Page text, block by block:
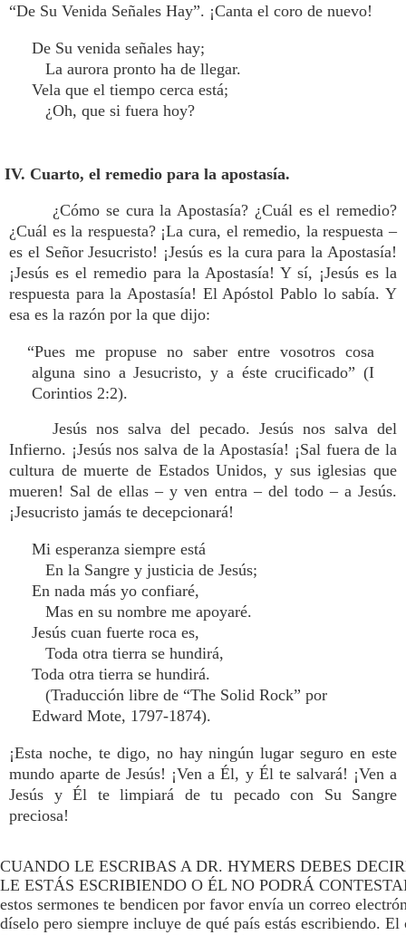
“De Su Venida Señales Hay”. ¡Canta el coro de nuevo!
De Su venida señales hay;
La aurora pronto ha de llegar.
Vela que el tiempo cerca está;
¿Oh, que si fuera hoy?
IV. Cuarto, el remedio para la apostasía.
¿Cómo se cura la Apostasía? ¿Cuál es el remedio?
¿Cuál es la respuesta? ¡La cura, el remedio, la respuesta –
es el Señor Jesucristo! ¡Jesús es la cura para la Apostasía!
¡Jesús es el remedio para la Apostasía! Y sí, ¡Jesús es la
respuesta para la Apostasía! El Apóstol Pablo lo sabía. Y
esa es la razón por la que dijo:
“Pues me propuse no saber entre vosotros cosa
alguna sino a Jesucristo, y a éste crucificado” (I
Corintios 2:2).
Jesús nos salva del pecado. Jesús nos salva del
Infierno. ¡Jesús nos salva de la Apostasía! ¡Sal fuera de la
cultura de muerte de Estados Unidos, y sus iglesias que
mueren! Sal de ellas – y ven entra – del todo – a Jesús.
¡Jesucristo jamás te decepcionará!
Mi esperanza siempre está
En la Sangre y justicia de Jesús;
En nada más yo confiaré,
Mas en su nombre me apoyaré.
Jesús cuan fuerte roca es,
Toda otra tierra se hundirá,
Toda otra tierra se hundirá.
(Traducción libre de “The Solid Rock” por
Edward Mote, 1797-1874).
¡Esta noche, te digo, no hay ningún lugar seguro en este
mundo aparte de Jesús! ¡Ven a Él, y Él te salvará! ¡Ven a
Jesús y Él te limpiará de tu pecado con Su Sangre
preciosa!
CUANDO LE ESCRIBAS A DR. HYMERS DEBES
LE ESTÁS ESCRIBIENDO O ÉL NO PODRÁ
estos sermones te bendicen por favor envía un correo
díselo pero siempre incluye de qué país estás escribiendo.